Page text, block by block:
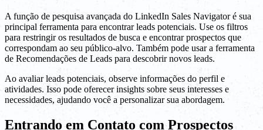
A função de pesquisa avançada do LinkedIn Sales Navigator é sua
principal ferramenta para encontrar leads potenciais. Use os filtros
para restringir os resultados de busca e encontrar prospectos que
correspondam ao seu público-alvo. Também pode usar a ferramenta
de Recomendações de Leads para descobrir novos leads.
Ao avaliar leads potenciais, observe informações do perfil e
atividades. Isso pode oferecer insights sobre seus interesses e
necessidades, ajudando você a personalizar sua abordagem.
Entrando em Contato com Prospectos